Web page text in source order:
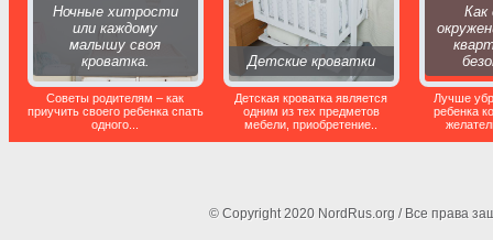
Ночные хитрости
или каждому
малышу своя
кроватка.
Советы родителям – как
приучить своего ребенка спать
одного...
Детские кроватки
Детская кроватка является
одним из тех предметов
мебели, приобретение..
Как
Лучше
ребенка
© Copyright 2020 NordRus.org / Все права